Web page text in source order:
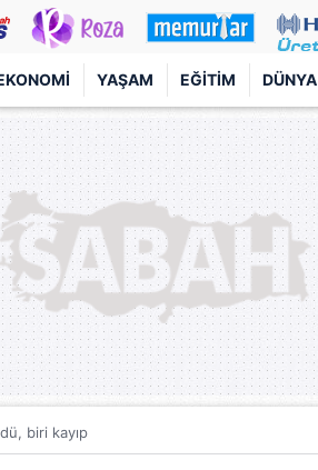
YAŞAM EĞITIM DÜNYA
biri kayıp